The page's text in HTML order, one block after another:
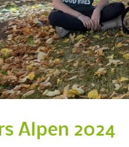
Alpen 2024